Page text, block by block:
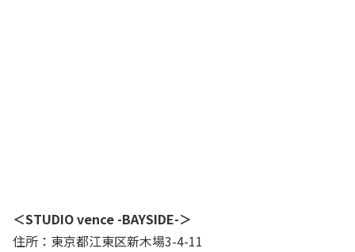
＜STUDIO vence -BAYSIDE-＞
住所：東京都江東区新木場3-4-11